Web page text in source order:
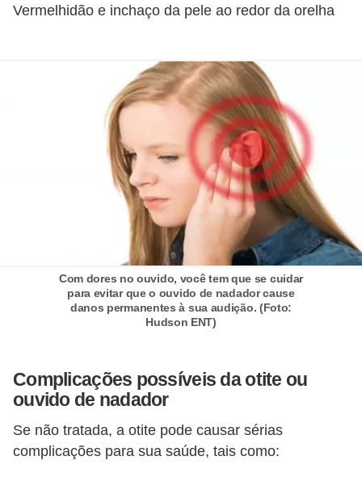
Vermelhidão e inchaço da pele ao redor da orelha
Com dores no ouvido, você tem que se cuidar
para evitar que o ouvido de nadador cause
danos permanentes à sua audição. (Foto:
Hudson ENT)
Complicações possíveis da otite ou
ouvido de nadador
Se não tratada, a otite pode causar sérias
complicações para sua saúde, tais como: